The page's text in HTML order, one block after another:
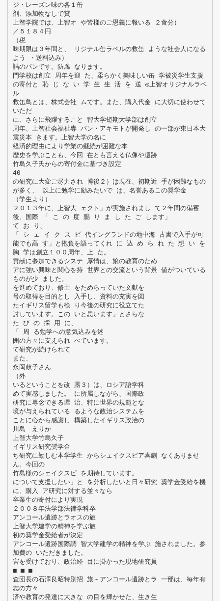
ジ・レーズン味の各１缶
剤、添加物なしで賞
上智学院では、上智オ や皆様のご恩義に報いる ２食分）
／５１８４円
（税
味期限は３年間と、 リジナル缶ラベルの救缶 ような社会人になる
よう ・送料込み）
詰のパンです。防腐 なります。
門学校は創立 周年を迎 た、柔らかく美味しい缶 学被災学生支援
の寄付と 恥 じ な い 学 生 生 活 を 送 ◎上智オリジナルラベ
ル
救缶鳥とは、株式会社 ムです。また、購入代金 に大切に使わせて
いただ
に、さらに飛躍すること 智大学短期大学部は創立
周年、上智社会福祉専 パン・アキモトが開発し の一部が東日本大
震災本 きます。上智大学の名に
経済的理由により学業の継続が困難な本
歴史を学ぶことも、今回 在とも言える仏像や遺跡
竹島久子氏からの寄付金に基づき設定
40
の研究に大変ご尽力され 博後２）は現在、初期近 手が困難なもの
が多く、 以上に勉学に励みたいで は、名誉あるこの奨学金
（学生より）
２０１３年に、上智大 ェクト」が実施されまし て２年間の備蓄
後、国際 「 こ の 度 賜 り ま し た ご します」
て お り、
「 シ ェ イ ク ス ピ 代イングランドの地中海 古書で入手が可
能でも高 す」と抱負を語ってくれ に 込 め ら れ た 想 い を
胸 学は創立１００周年、上 た。
貢献に参加できるシステ 厚情は、娘の教育のため
アに強い興味と関心を持 世界との交流という背景 値がついている
ものが少 ました。
を進めており、修士 をためらっていた文献を
号の取得を目的とし 入手し、資料の充実を図
たイギリス留学も検 り今後の研究に役立てた
討しています。この いと思います」とさらな
た び の 採 用 に、
「 周 る勉学への意気込みを述
囲の方々に支えられ べています。
て研究が続けられて
また、
永岡鼓子さん
（外
いるということを改 露３）は、ロシア語学科
めて実感しました。 に所属しながら、国際政
研究に専念できる環 治、特に世界の規範とな
境が与えられている るような政治システムを
ことに心から感謝し 構築したイギリス政治の
川島 えりか
上智大学竹島久子
イギリス研究奨学金
ち研究に勤しむ本学学生 からシェイクスピア喜劇 なくありませ
ん。今回の
竹島様のシェイクスピ を期待しています。
について支援したい」と を分析したいと日々研究 奨学金受給を機
に、購入 ア研究に対する並々なら
卒業生の寄付により実現
２００８年法学部法律学科卒
アンコール遺跡とラオスの旅
上智大学建学の精神を学ぶ旅
初の奨学金受給者が決定
アンコール遺跡国際調 智大学建学の精神を学ぶ 施されました。参
加費の いただきました。
害を受けており、政治経 目に掛かった現地研究員
■ ■ ■
査団長の石澤良昭特別招 旅～アンコール遺跡とラ 一部は、毎年有
志の方々
済や教育の発達に大きな の目を輝かせた、生き生